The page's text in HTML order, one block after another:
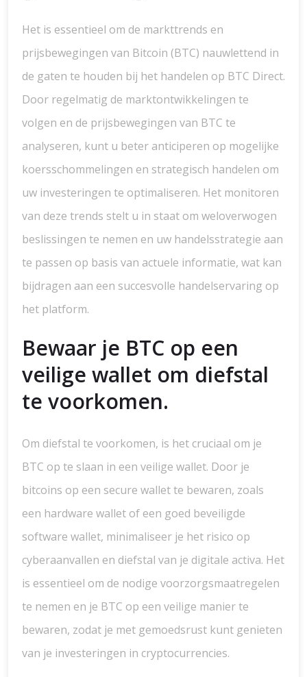
Het is essentieel om de markttrends en
prijsbewegingen van Bitcoin (BTC) nauwlettend in
de gaten te houden bij het handelen op BTC Direct.
Door regelmatig de marktontwikkelingen te
volgen en de prijsbewegingen van BTC te
analyseren, kunt u beter anticiperen op mogelijke
koersschommelingen en strategisch handelen om
uw investeringen te optimaliseren. Het monitoren
van deze trends stelt u in staat om weloverwogen
beslissingen te nemen en uw handelsstrategie aan
te passen op basis van actuele informatie, wat kan
bijdragen aan een succesvolle handelservaring op
het platform.
Bewaar je BTC op een
veilige wallet om diefstal
te voorkomen.
Om diefstal te voorkomen, is het cruciaal om je
BTC op te slaan in een veilige wallet. Door je
bitcoins op een secure wallet te bewaren, zoals
een hardware wallet of een goed beveiligde
software wallet, minimaliseer je het risico op
cyberaanvallen en diefstal van je digitale activa. Het
is essentieel om de nodige voorzorgsmaatregelen
te nemen en je BTC op een veilige manier te
bewaren, zodat je met gemoedsrust kunt genieten
van je investeringen in cryptocurrencies.